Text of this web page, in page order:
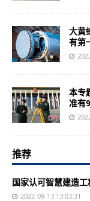
大黄
有第
本专
准有
推荐
国家认可智慧建造工
2022-09-13 13:03:31